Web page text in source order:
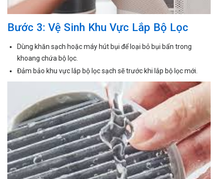
Bước 3: Vệ Sinh Khu Vực Lắp Bộ Lọc
Dùng khăn sạch hoặc máy hút bụi để loại bỏ bụi bẩn trong
khoang chứa bộ lọc.
Đảm bảo khu vực lắp bộ lọc sạch sẽ trước khi lắp bộ lọc mới.